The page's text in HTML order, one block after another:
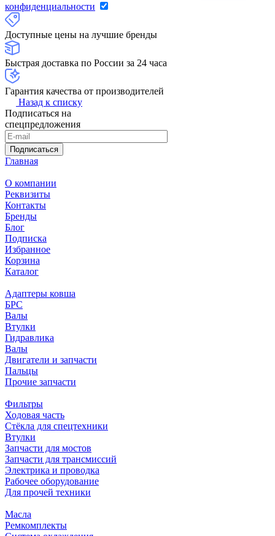
конфиденциальности
Доступные цены на лучшие бренды
Быстрая доставка по России за 24 часа
Гарантия качества от производителей
Назад к списку
Подписаться на
спецпредложения
Подписаться
Главная
О компании
Реквизиты
Контакты
Бренды
Блог
Подписка
Избранное
Корзина
Каталог
Адаптеры ковша
БРС
Валы
Втулки
Гидравлика
Валы
Двигатели и запчасти
Пальцы
Прочие запчасти
Фильтры
Ходовая часть
Стёкла для спецтехники
Втулки
Запчасти для мостов
Запчасти для трансмиссий
Электрика и проводка
Рабочее оборудование
Для прочей техники
Масла
Ремкомплекты